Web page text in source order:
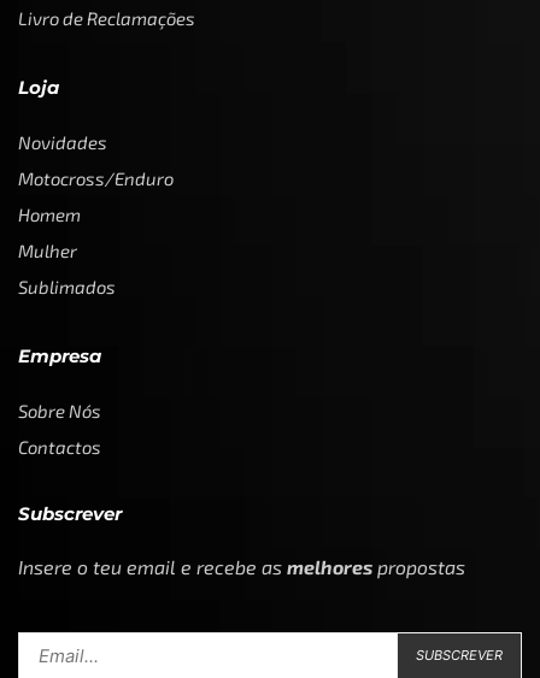
Livro de Reclamações
Loja
Novidades
Motocross/Enduro
Homem
Mulher
Sublimados
Empresa
Sobre Nós
Contactos
Subscrever
Insere o teu email e recebe as melhores propostas